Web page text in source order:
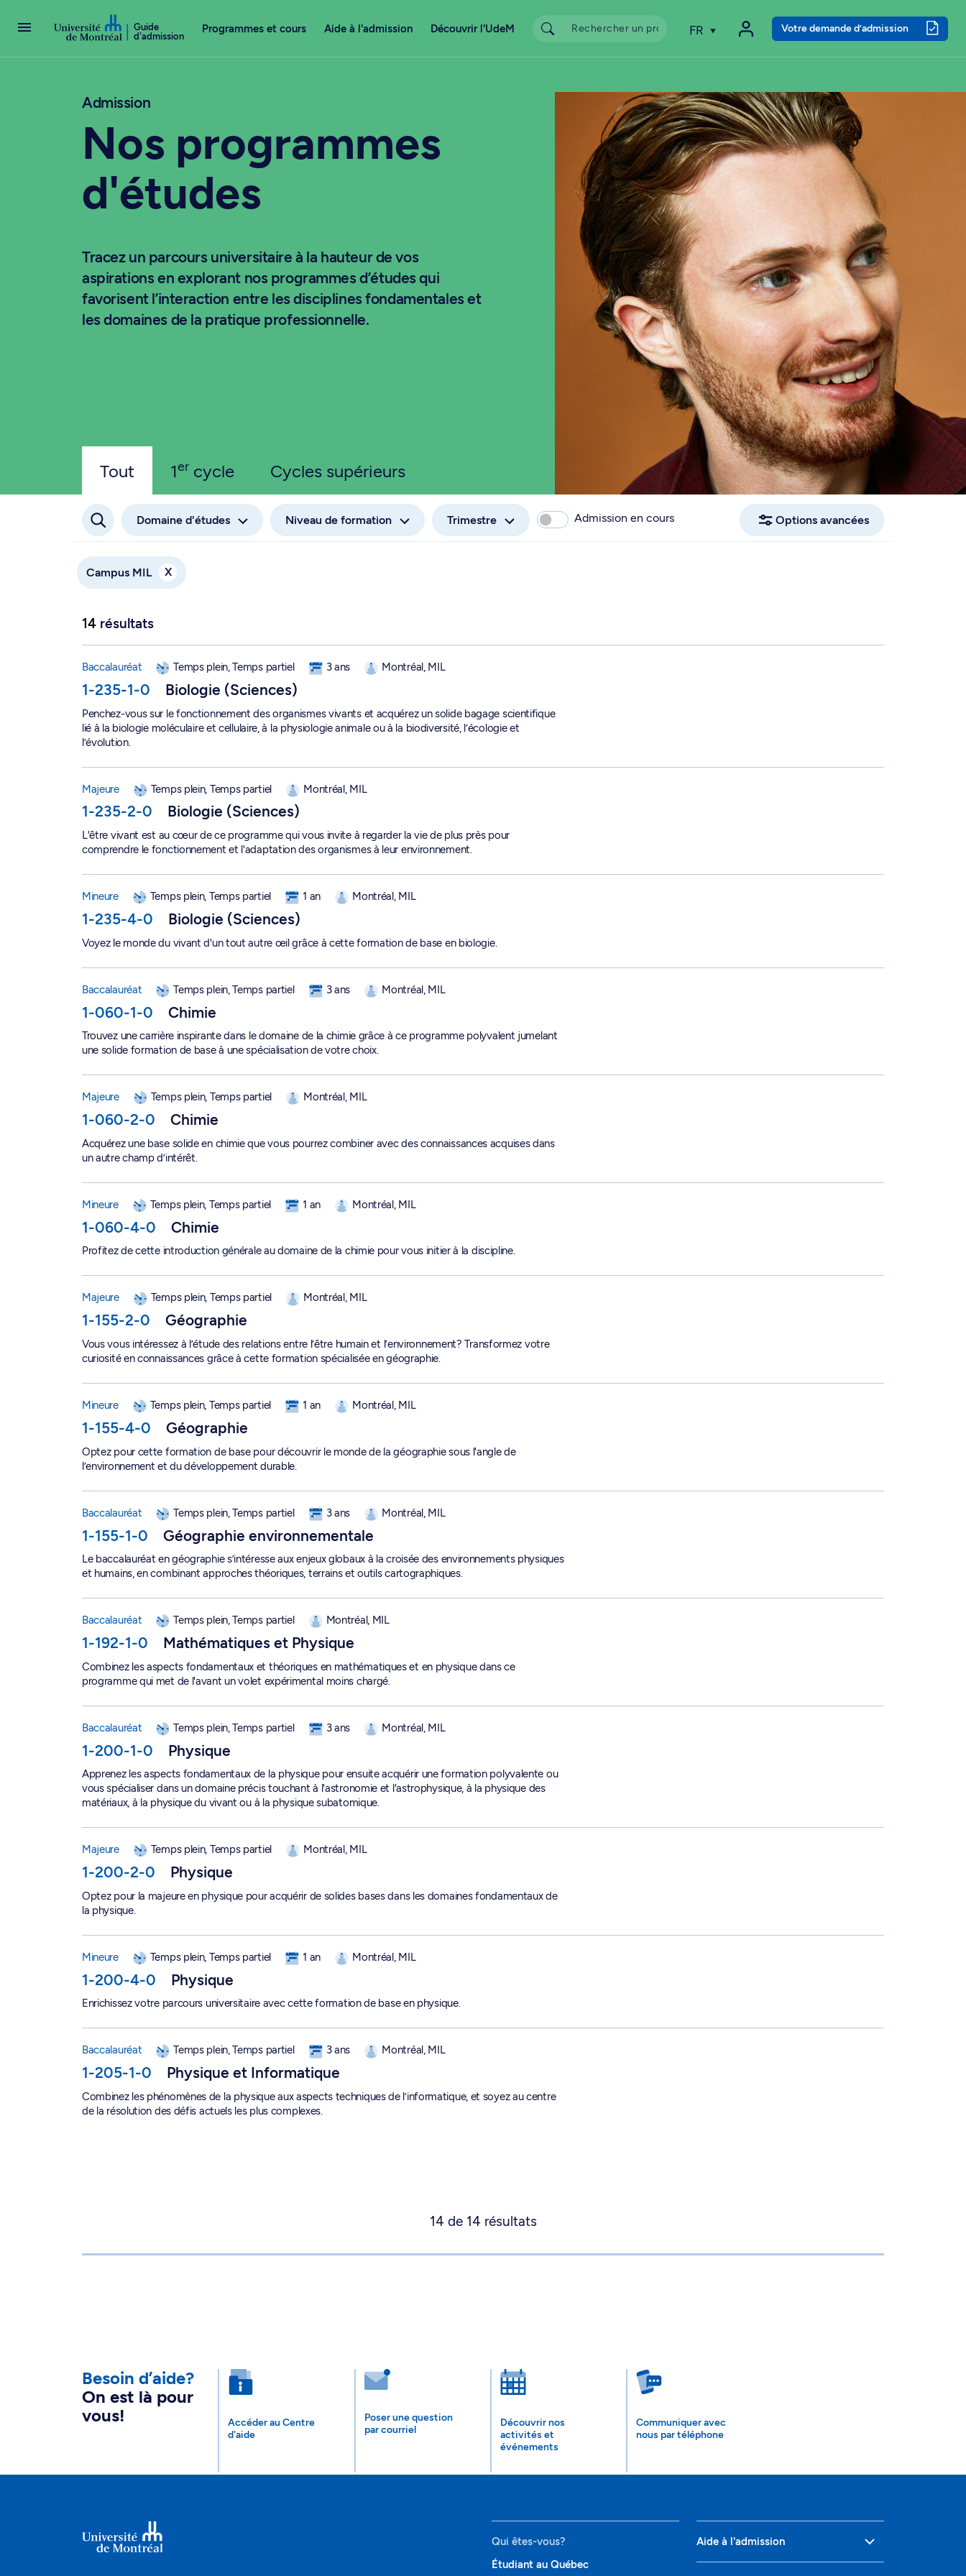
Guide
d'admission
Programmes et cours Aide à l'admission Découvrir l'UdeM FR Votre demande d’admission
Admission
Nos programmes
d'études
Tracez un parcours universitaire à la hauteur de vos
aspirations en explorant nos programmes d’études qui
favorisent l’interaction entre les disciplines fondamentales et
les domaines de la pratique professionnelle.
Tout 1er cycle Cycles supérieurs
Domaine d'études Niveau de formation Trimestre Admission en cours Options avancées
Campus MIL X
14 résultats
Baccalauréat Temps plein, Temps partiel 3 ans Montréal, MIL
1-235-1-0 Biologie (Sciences)
Penchez-vous sur le fonctionnement des organismes vivants et acquérez un solide bagage scientifique
lié à la biologie moléculaire et cellulaire, à la physiologie animale ou à la biodiversité, l’écologie et
l’évolution.
Majeure Temps plein, Temps partiel Montréal, MIL
1-235-2-0 Biologie (Sciences)
L'être vivant est au cœur de ce programme qui vous invite à regarder la vie de plus près pour
comprendre le fonctionnement et l'adaptation des organismes à leur environnement.
Mineure Temps plein, Temps partiel 1 an Montréal, MIL
1-235-4-0 Biologie (Sciences)
Voyez le monde du vivant d'un tout autre œil grâce à cette formation de base en biologie.
Baccalauréat Temps plein, Temps partiel 3 ans Montréal, MIL
1-060-1-0 Chimie
Trouvez une carrière inspirante dans le domaine de la chimie grâce à ce programme polyvalent jumelant
une solide formation de base à une spécialisation de votre choix.
Majeure Temps plein, Temps partiel Montréal, MIL
1-060-2-0 Chimie
Acquérez une base solide en chimie que vous pourrez combiner avec des connaissances acquises dans
un autre champ d’intérêt.
Mineure Temps plein, Temps partiel 1 an Montréal, MIL
1-060-4-0 Chimie
Profitez de cette introduction générale au domaine de la chimie pour vous initier à la discipline.
Majeure Temps plein, Temps partiel Montréal, MIL
1-155-2-0 Géographie
Vous vous intéressez à l’étude des relations entre l’être humain et l’environnement? Transformez votre
curiosité en connaissances grâce à cette formation spécialisée en géographie.
Mineure Temps plein, Temps partiel 1 an Montréal, MIL
1-155-4-0 Géographie
Optez pour cette formation de base pour découvrir le monde de la géographie sous l'angle de
l’environnement et du développement durable.
Baccalauréat Temps plein, Temps partiel 3 ans Montréal, MIL
1-155-1-0 Géographie environnementale
Le baccalauréat en géographie s’intéresse aux enjeux globaux à la croisée des environnements physiques
et humains, en combinant approches théoriques, terrains et outils cartographiques.
Baccalauréat Temps plein, Temps partiel Montréal, MIL
1-192-1-0 Mathématiques et Physique
Combinez les aspects fondamentaux et théoriques en mathématiques et en physique dans ce
programme qui met de l'avant un volet expérimental moins chargé.
Baccalauréat Temps plein, Temps partiel 3 ans Montréal, MIL
1-200-1-0 Physique
Apprenez les aspects fondamentaux de la physique pour ensuite acquérir une formation polyvalente ou
vous spécialiser dans un domaine précis touchant à l'astronomie et l'astrophysique, à la physique des
matériaux, à la physique du vivant ou à la physique subatomique.
Majeure Temps plein, Temps partiel Montréal, MIL
1-200-2-0 Physique
Optez pour la majeure en physique pour acquérir de solides bases dans les domaines fondamentaux de
la physique.
Mineure Temps plein, Temps partiel 1 an Montréal, MIL
1-200-4-0 Physique
Enrichissez votre parcours universitaire avec cette formation de base en physique.
Baccalauréat Temps plein, Temps partiel 3 ans Montréal, MIL
1-205-1-0 Physique et Informatique
Combinez les phénomènes de la physique aux aspects techniques de l’informatique, et soyez au centre
de la résolution des défis actuels les plus complexes.
14 de 14 résultats
Besoin d’aide?
On est là pour
vous!
Accéder au Centre
d'aide
Poser une question
par courriel
Découvrir nos
activités et
événements
Communiquer avec
nous par téléphone
Qui êtes-vous?
Étudiant au Québec
Aide à l'admission